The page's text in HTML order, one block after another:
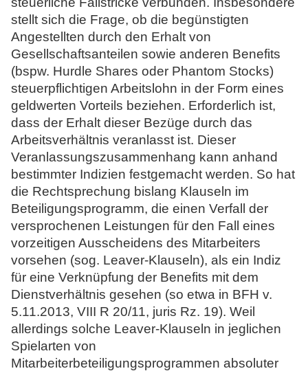
r
e
stellt sich die Frage, ob die begünstigten
Angestellten durch den Erhalt von
Gesellschaftsanteilen sowie anderen Benefits
(bspw. Hurdle Shares oder Phantom Stocks)
steuerpflichtigen Arbeitslohn in der Form eines
geldwerten Vorteils beziehen. Erforderlich ist,
dass der Erhalt dieser Bezüge durch das
Arbeitsverhältnis veranlasst ist. Dieser
Veranlassungszusammenhang kann anhand
bestimmter Indizien festgemacht werden. So hat
die Rechtsprechung bislang Klauseln im
Beteiligungsprogramm, die einen Verfall der
versprochenen Leistungen für den Fall eines
vorzeitigen Ausscheidens des Mitarbeiters
vorsehen (sog. Leaver-Klauseln), als ein Indiz
für eine Verknüpfung der Benefits mit dem
Dienstverhältnis gesehen (so etwa in BFH v.
5.11.2013, VIII R 20/11, juris Rz. 19). Weil
allerdings solche Leaver-Klauseln in jeglichen
Spielarten von
Mitarbeiterbeteiligungsprogrammen absoluter